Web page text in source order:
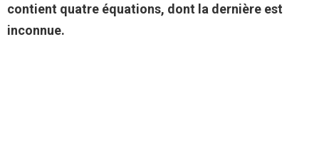
contient quatre équations, dont la dernière est
inconnue.